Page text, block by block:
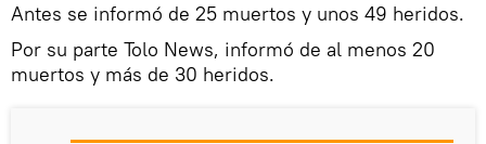
Antes se informó de 25 muertos y unos 49 heridos.
Por su parte Tolo News, informó de al menos 20
muertos y más de 30 heridos.